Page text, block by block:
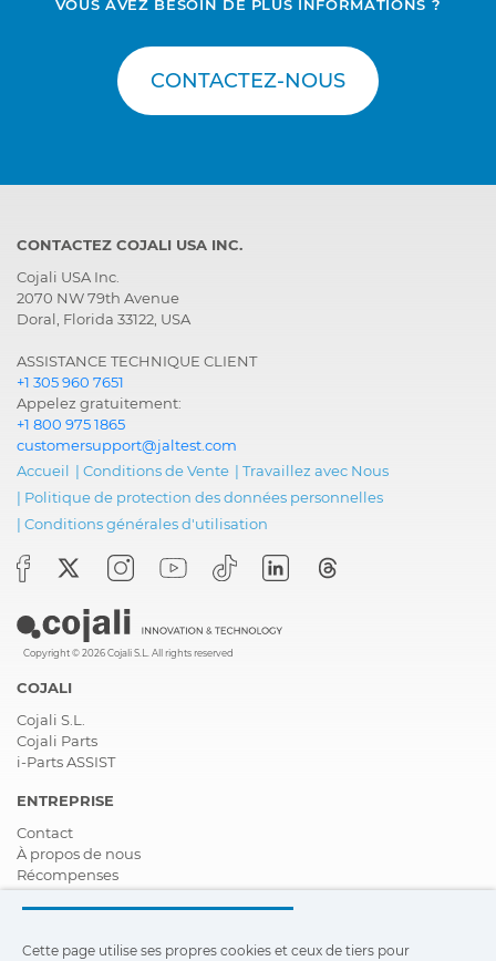
VOUS AVEZ BESOIN DE PLUS INFORMATIONS ?
CONTACTEZ-NOUS
CONTACTEZ COJALI USA INC.
Cojali USA Inc.
2070 NW 79th Avenue
Doral, Florida 33122, USA
ASSISTANCE TECHNIQUE CLIENT
+1 305 960 7651
Appelez gratuitement:
+1 800 975 1865
customersupport@jaltest.com
Accueil | Conditions de Vente | Travaillez avec Nous
| Politique de protection des données personnelles
| Conditions générales d'utilisation
Copyright © 2026 Cojali S.L. All rights reserved
COJALI
Cojali S.L.
Cojali Parts
i-Parts ASSIST
ENTREPRISE
Contact
À propos de nous
Récompenses
Certifications
Responsabilité Sociale D'entreprise
Cette page utilise ses propres cookies et ceux de tiers pour